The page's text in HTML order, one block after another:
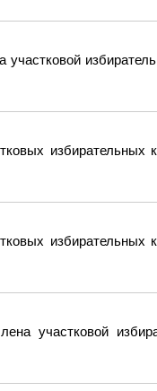
избирательных
избирательных
участковой